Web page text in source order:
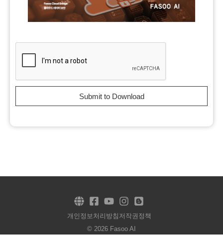
Submit to Download
개인정보처리방침 저작권정책
© 2026 Fasoo AI